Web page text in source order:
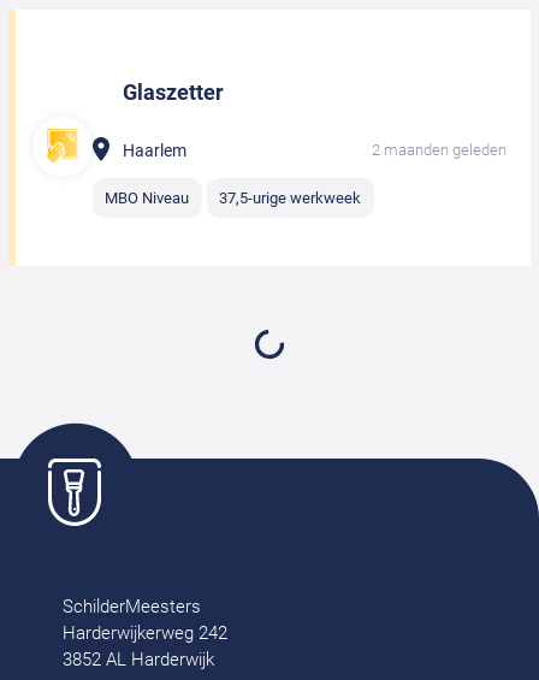
Glaszetter
Haarlem 2 maanden geleden
MBO Niveau 37,5-urige werkweek
Glaszetter
Voorthuizen